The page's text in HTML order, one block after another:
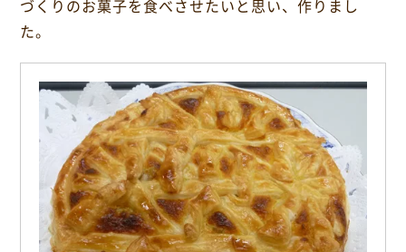
o
づくりのお菓子を食べさせたいと思い、作りまし
た。